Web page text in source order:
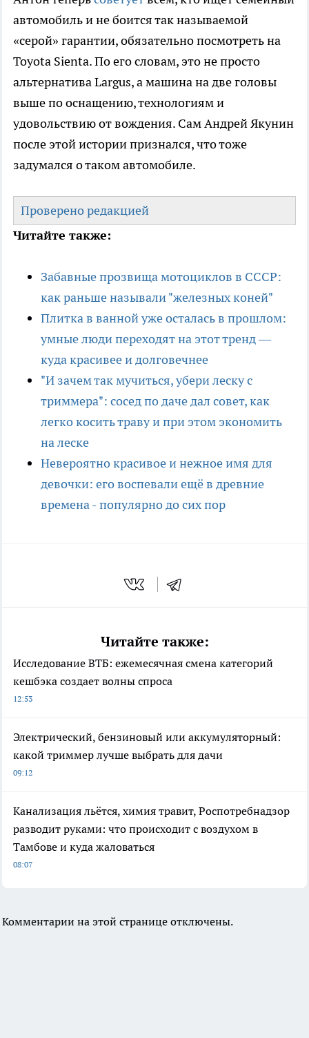
автомобиль и не боится так называемой
«серой» гарантии, обязательно посмотреть на
Toyota Sienta. По его словам, это не просто
альтернатива Largus, а машина на две головы
выше по оснащению, технологиям и
удовольствию от вождения. Сам Андрей Якунин
после этой истории признался, что тоже
задумался о таком автомобиле.
Проверено редакцией
Читайте также:
Забавные прозвища мотоциклов в СССР:
как раньше называли "железных коней"
Плитка в ванной уже осталась в прошлом:
умные люди переходят на этот тренд —
куда красивее и долговечнее
"И зачем так мучиться, убери леску с
триммера": сосед по даче дал совет, как
легко косить траву и при этом экономить
на леске
Невероятно красивое и нежное имя для
девочки: его воспевали ещё в древние
времена - популярно до сих пор
Читайте также:
Исследование ВТБ: ежемесячная смена категорий
кешбэка создает волны спроса
12:53
Электрический, бензиновый или аккумуляторный:
какой триммер лучше выбрать для дачи
09:12
Канализация льётся, химия травит, Роспотребнадзор
разводит руками: что происходит с воздухом в
Тамбове и куда жаловаться
08:07
Комментарии на этой странице отключены.